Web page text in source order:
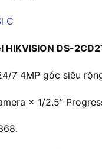
DS-
7 4MP góc siêu
× 1/2.5”